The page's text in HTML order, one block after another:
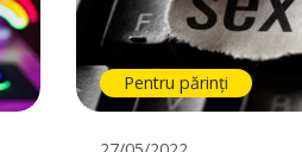
Pentru părinți